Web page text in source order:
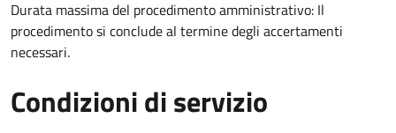
Durata massima del procedimento amministrativo: Il
procedimento si conclude al termine degli accertamenti
necessari.
Condizioni di servizio